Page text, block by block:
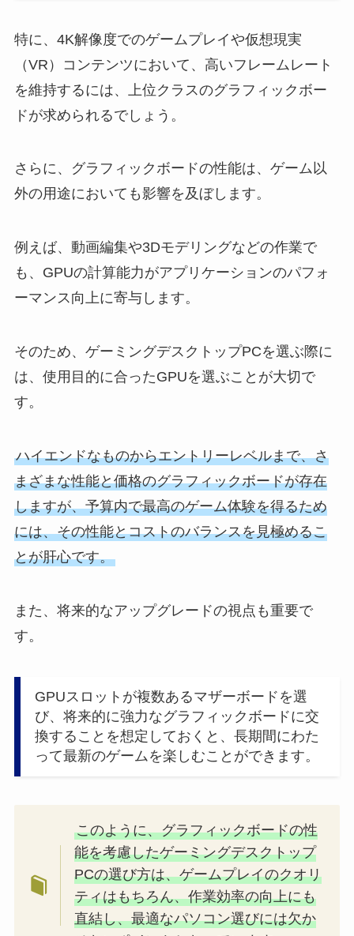
特に、4K解像度でのゲームプレイや仮想現実
（VR）コンテンツにおいて、高いフレームレート
を維持するには、上位クラスのグラフィックボー
ドが求められるでしょう。
さらに、グラフィックボードの性能は、ゲーム以
外の用途においても影響を及ぼします。
例えば、動画編集や3Dモデリングなどの作業で
も、GPUの計算能力がアプリケーションのパフォ
ーマンス向上に寄与します。
そのため、ゲーミングデスクトップPCを選ぶ際に
は、使用目的に合ったGPUを選ぶことが大切で
す。
ハイエンドなものからエントリーレベルまで、さ
まざまな性能と価格のグラフィックボードが存在
しますが、予算内で最高のゲーム体験を得るため
には、その性能とコストのバランスを見極めるこ
とが肝心です。
また、将来的なアップグレードの視点も重要で
す。
GPUスロットが複数あるマザーボードを選
び、将来的に強力なグラフィックボードに交
換することを想定しておくと、長期間にわた
って最新のゲームを楽しむことができます。
このように、グラフィックボードの性
能を考慮したゲーミングデスクトップ
PCの選び方は、ゲームプレイのクオリ
ティはもちろん、作業効率の向上にも
直結し、最適なパソコン選びには欠か